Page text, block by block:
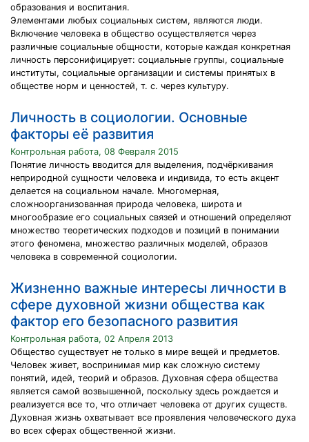
образования и воспитания.
Элементами любых социальных систем, являются люди.
Включение человека в общество осуществляется через
различные социальные общности, которые каждая конкретная
личность персонифицирует: социальные группы, социальные
институты, социальные организации и системы принятых в
обществе норм и ценностей, т. с. через культуру.
Личность в социологии. Основные
факторы её развития
Контрольная работа, 08 Февраля 2015
Понятие личность вводится для выделения, подчёркивания
неприродной сущности человека и индивида, то есть акцент
делается на социальном начале. Многомерная,
сложноорганизованная природа человека, широта и
многообразие его социальных связей и отношений определяют
множество теоретических подходов и позиций в понимании
этого феномена, множество различных моделей, образов
человека в современной социологии.
Жизненно важные интересы личности в
сфере духовной жизни общества как
фактор его безопасного развития
Контрольная работа, 02 Апреля 2013
Общество существует не только в мире вещей и предметов.
Человек живет, воспринимая мир как сложную систему
понятий, идей, теорий и образов. Духовная сфера общества
является самой возвышенной, поскольку здесь рождается и
реализуется все то, что отличает человека от других существ.
Духовная жизнь охватывает все проявления человеческого духа
во всех сферах общественной жизни.